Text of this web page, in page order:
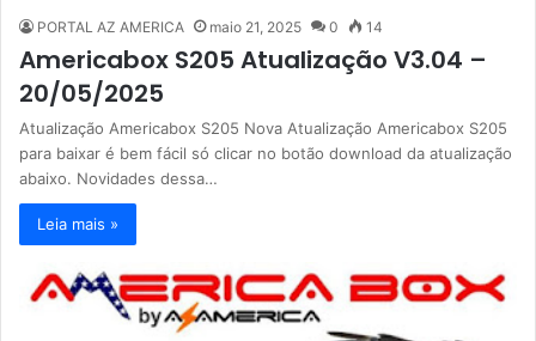
PORTAL AZ AMERICA maio 21, 2025 0 14
Americabox S205 Atualização V3.04 –
20/05/2025
Atualização Americabox S205 Nova Atualização Americabox S205
para baixar é bem fácil só clicar no botão download da atualização
abaixo. Novidades dessa…
Leia mais »